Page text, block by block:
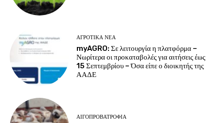
ΑΓΡΟΤΙΚΆ ΝΈΑ
myAGRO: Σε λειτουργία η πλατφόρμα –
Νωρίτερα οι προκαταβολές για αιτήσεις έως
15 Σεπτεμβρίου – Όσα είπε ο διοικητής της
ΑΑΔΕ
ΑΙΓΟΠΡΟΒΑΤΡΟΦΊΑ